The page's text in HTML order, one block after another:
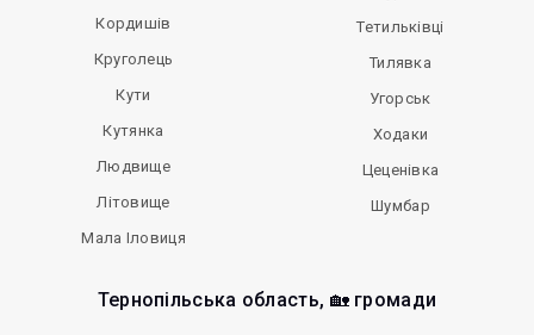
Кордишів
Круголець
Кути
Кутянка
Людвище
Літовище
Мала Іловиця
Тетильківці
Тилявка
Угорськ
Ходаки
Цеценівка
Шумбар
Тернопільська область, 🏡 громади